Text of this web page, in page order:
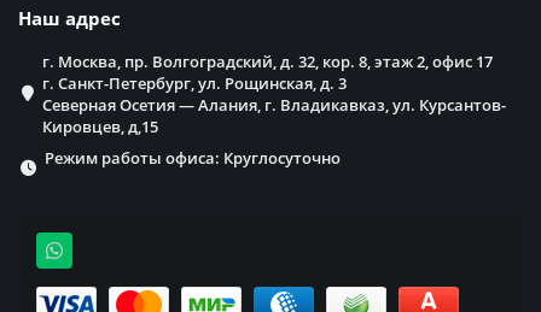
Наш адрес
г. Москва, пр. Волгоградский, д. 32, кор. 8, этаж 2, офис 17
г. Санкт-Петербург, ул. Рощинская, д. 3
Северная Осетия — Алания, г. Владикавказ, ул. Курсантов-
Кировцев, д,15
Режим работы офиса: Круглосуточно